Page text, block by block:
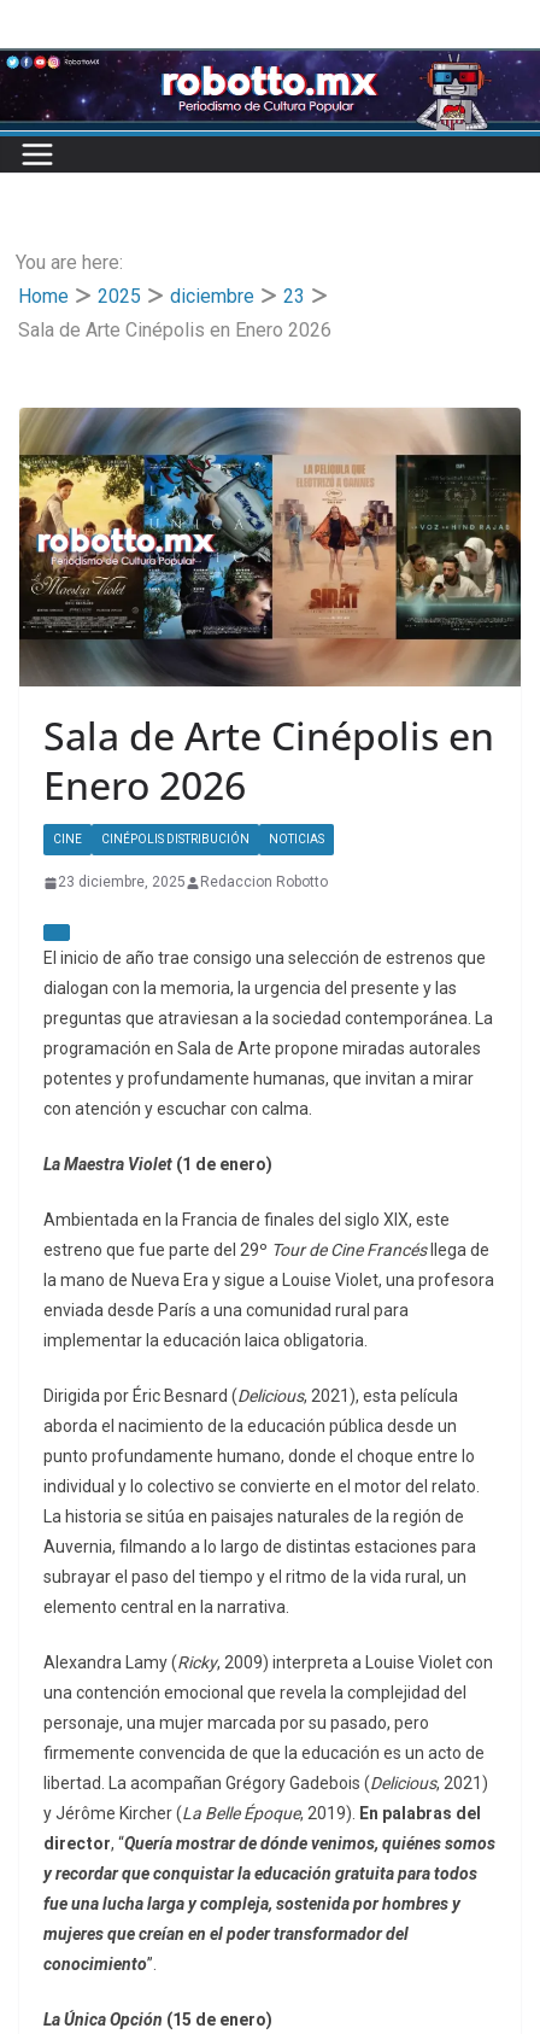
to
content
You are here:
Home
2025 diciembre
23
Sala de Arte Cinépolis en Enero 2026
Sala de Arte Cinépolis en
Enero 2026
CINE CINÉPOLIS DISTRIBUCIÓN NOTICIAS
23 diciembre, 2025 Redaccion Robotto
El inicio de año trae consigo una selección de estrenos que
dialogan con la memoria, la urgencia del presente y las
preguntas que atraviesan a la sociedad contemporánea. La
programación en Sala de Arte propone miradas autorales
potentes y profundamente humanas, que invitan a mirar
con atención y escuchar con calma.
La Maestra Violet (1 de enero)
Ambientada en la Francia de finales del siglo XIX, este
estreno que fue parte del 29º Tour de Cine Francés llega de
la mano de Nueva Era y sigue a Louise Violet, una profesora
enviada desde París a una comunidad rural para
implementar la educación laica obligatoria.
Dirigida por Éric Besnard (Delicious, 2021), esta película
aborda el nacimiento de la educación pública desde un
punto profundamente humano, donde el choque entre lo
individual y lo colectivo se convierte en el motor del relato.
La historia se sitúa en paisajes naturales de la región de
Auvernia, filmando a lo largo de distintas estaciones para
subrayar el paso del tiempo y el ritmo de la vida rural, un
elemento central en la narrativa.
Alexandra Lamy (Ricky, 2009) interpreta a Louise Violet con
una contención emocional que revela la complejidad del
personaje, una mujer marcada por su pasado, pero
firmemente convencida de que la educación es un acto de
libertad. La acompañan Grégory Gadebois (Delicious, 2021)
y Jérôme Kircher (La Belle Époque, 2019).
En palabras del
director, “Quería mostrar de dónde venimos, quiénes somos
y recordar que conquistar la educación gratuita para todos
fue una lucha larga y compleja, sostenida por hombres y
mujeres que creían en el poder transformador del
conocimiento”.
La Única Opción (15 de enero)